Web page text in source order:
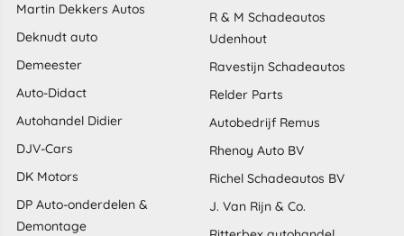
Martin Dekkers Autos
Deknudt auto
Demeester
Auto-Didact
Autohandel Didier
DJV-Cars
DK Motors
DP Auto-onderdelen &
Demontage
R & M Schadeautos
Udenhout
Ravestijn Schadeautos
Relder Parts
Autobedrijf Remus
Rhenoy Auto BV
Richel Schadeautos BV
J. Van Rijn & Co.